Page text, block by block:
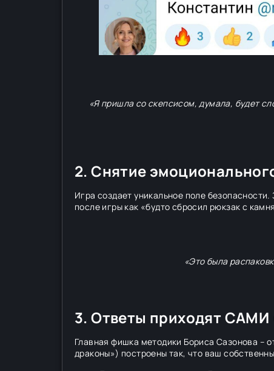
«Я пришла со скепсисом, думала, будет
2. Снятие
Игра создает уникальное поле
после игры как «будто сбросил рюкзак с
«Это была
3. Ответы приходят САМИ
Главная фишка методики Бориса Сазонова –
драконы») построены так, что ваш